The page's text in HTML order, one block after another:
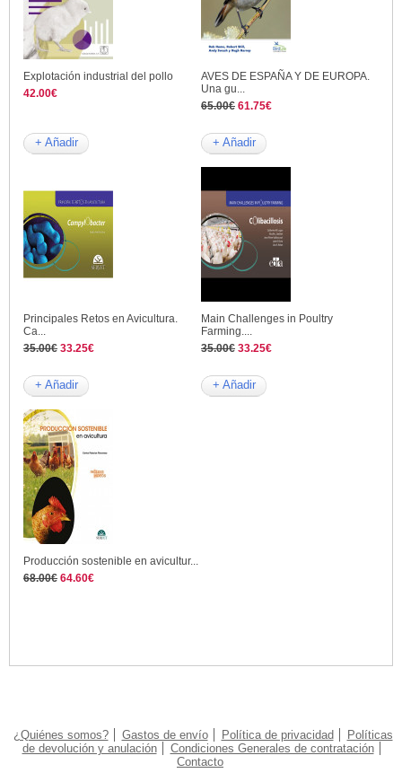
Explotación industrial del pollo
42.00€
+ Añadir
AVES DE ESPAÑA Y DE EUROPA.
Una gu...
65.00€ 61.75€
+ Añadir
Principales Retos en Avicultura.
Ca...
35.00€ 33.25€
+ Añadir
Main Challenges in Poultry
Farming....
35.00€ 33.25€
+ Añadir
Producción sostenible en avicultur...
68.00€ 64.60€
¿Quiénes somos? Gastos de envío Política de privacidad
Políticas
de devolución y anulación
Condiciones Generales de contratación
Contacto